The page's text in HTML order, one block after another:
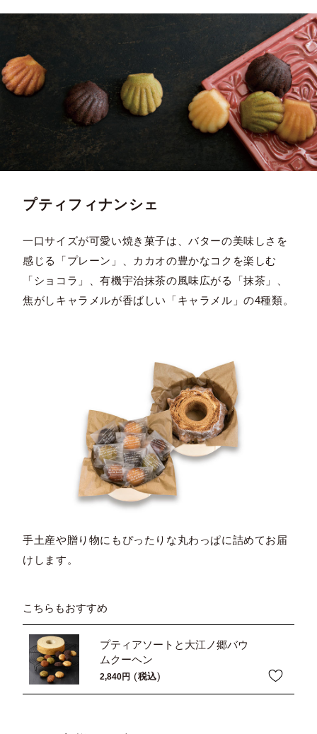
プティフィナンシェ
一口サイズが可愛い焼き菓子は、バターの美味しさを
感じる「プレーン」、カカオの豊かなコクを楽しむ
「ショコラ」、有機宇治抹茶の風味広がる「抹茶」、
焦がしキャラメルが香ばしい「キャラメル」の4種類。
手土産や贈り物にもぴったりな丸わっぱに詰めてお届
けします。
こちらもおすすめ
プティアソートと大江ノ郷バウ
ムクーヘン
2,840 税込